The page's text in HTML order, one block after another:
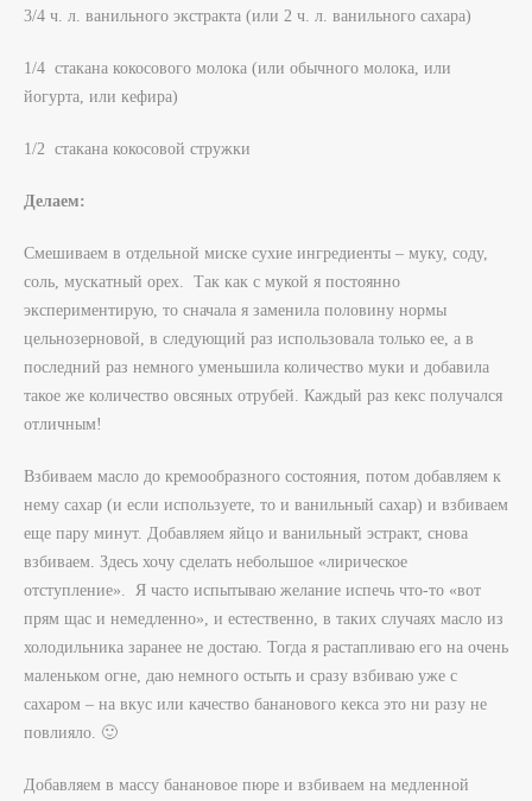
3/4 ч. л. ванильного экстракта (или 2 ч. л. ванильного сахара)
1/4 стакана кокосового молока (или обычного молока, или
йогурта, или кефира)
1/2 стакана кокосовой стружки
Делаем:
Смешиваем в отдельной миске сухие ингредиенты – муку, соду,
соль, мускатный орех. Так как с мукой я постоянно
экспериментирую, то сначала я заменила половину нормы
цельнозерновой, в следующий раз использовала только ее, а в
последний раз немного уменьшила количество муки и добавила
такое же количество овсяных отрубей. Каждый раз кекс получался
отличным!
Взбиваем масло до кремообразного состояния, потом добавляем к
нему сахар (и если используете, то и ванильный сахар) и взбиваем
еще пару минут. Добавляем яйцо и ванильный эстракт, снова
взбиваем. Здесь хочу сделать небольшое «лирическое
отступление». Я часто испытываю желание испечь что-то «вот
прям щас и немедленно», и естественно, в таких случаях масло из
холодильника заранее не достаю. Тогда я растапливаю его на очень
маленьком огне, даю немного остыть и сразу взбиваю уже с
сахаром – на вкус или качество бананового кекса это ни разу не
повлияло. 🙂
Добавляем в массу банановое пюре и взбиваем на медленной